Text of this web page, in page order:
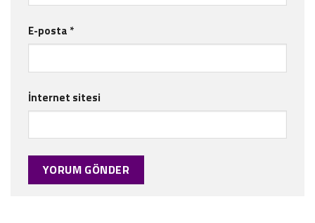
E-posta *
İnternet sitesi